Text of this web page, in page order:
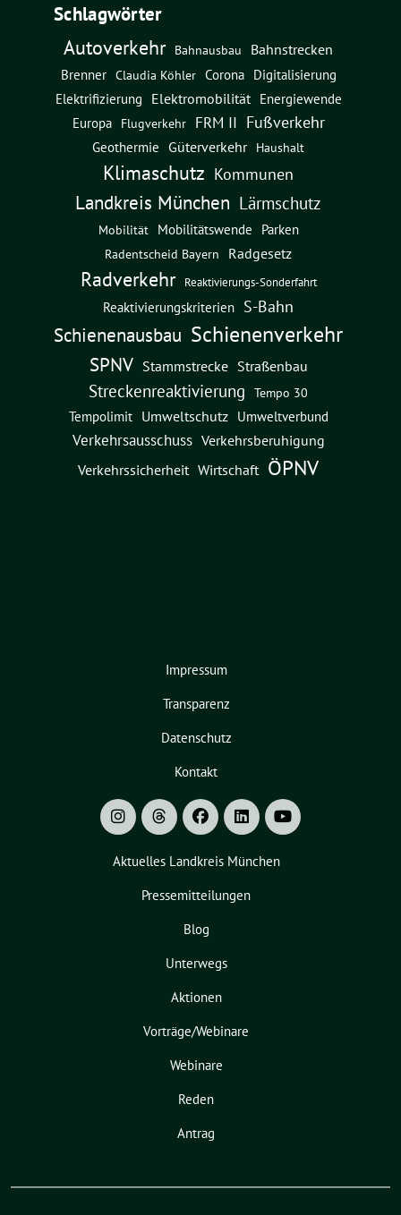
Schlagwörter
Autoverkehr Bahnausbau
Bahnstrecken
Brenner Claudia Köhler Corona
Digitalisierung
Elektrifizierung
Elektromobilität Energiewende
Europa Flugverkehr FRM II Fußverkehr
Geothermie Güterverkehr Haushalt
Klimaschutz Kommunen
Landkreis München Lärmschutz
Mobilität Mobilitätswende Parken
Radentscheid Bayern Radgesetz
Radverkehr Reaktivierungs-Sonderfahrt
Reaktivierungskriterien S-Bahn
Schienenausbau Schienenverkehr
SPNV Stammstrecke Straßenbau
Streckenreaktivierung Tempo 30
Tempolimit Umweltschutz Umweltverbund
Verkehrsausschuss Verkehrsberuhigung
Verkehrssicherheit Wirtschaft ÖPNV
Impressum
Transparenz
Datenschutz
Kontakt
Aktuelles Landkreis München
Pressemitteilungen
Blog
Unterwegs
Aktionen
Vorträge/Webinare
Webinare
Reden
Antrag